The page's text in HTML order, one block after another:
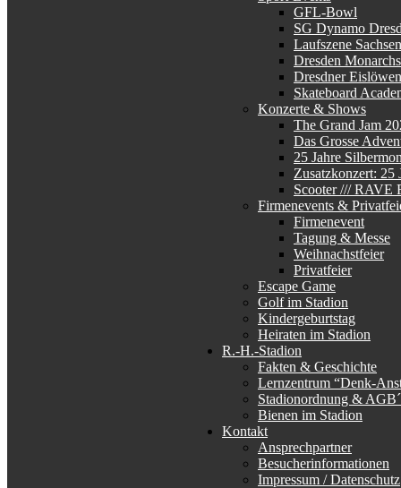
GFL-Bowl
SG Dynamo
Laufszene Sachsen
Dresden Monarchs
Dresdner Eislöwen
Skateboard
Konzerte & Shows
The Grand Jam
Das Grosse
25 Jahre
Zusatzkonzert: 25
Scooter /// RAVE
Firmenevents &
Firmenevent
Tagung & Messe
Weihnachstfeier
Privatfeier
Escape Game
Golf im Stadion
Kindergeburtstag
Heiraten im Stadion
R.-H.-Stadion
Fakten & Geschichte
Lernzentrum “Denk-
Stadionordnung &
Bienen im Stadion
Kontakt
Ansprechpartner
Besucherinformationen
Impressum / Datenschutz